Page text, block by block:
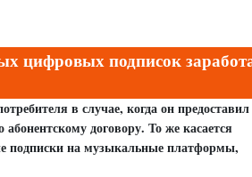
цифровых подписок
в случае, когда он предоставил
договору. То же касается
подписки на музыкальные платформы,